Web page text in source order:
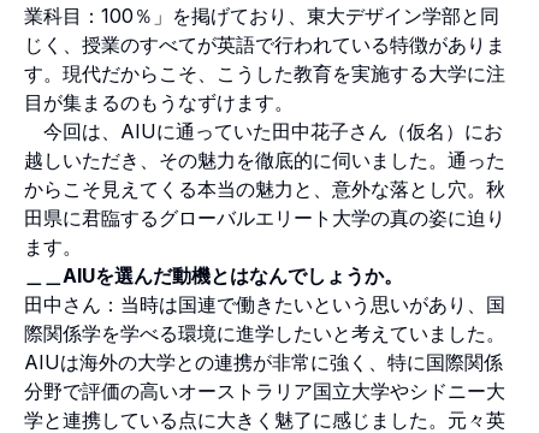
業科目：100％」を掲げており、東大デザイン学部と同
じく、授業のすべてが英語で行われている特徴がありま
す。現代だからこそ、こうした教育を実施する大学に注
目が集まるのもうなずけます。
今回は、AIUに通っていた田中花子さん（仮名）にお
越しいただき、その魅力を徹底的に伺いました。通った
からこそ見えてくる本当の魅力と、意外な落とし穴。秋
田県に君臨するグローバルエリート大学の真の姿に迫り
ます。
＿＿AIUを選んだ動機とはなんでしょうか。
田中さん：当時は国連で働きたいという思いがあり、国
際関係学を学べる環境に進学したいと考えていました。
AIUは海外の大学との連携が非常に強く、特に国際関係
分野で評価の高いオーストラリア国立大学やシドニー大
学と連携している点に大きく魅了に感じました。元々英